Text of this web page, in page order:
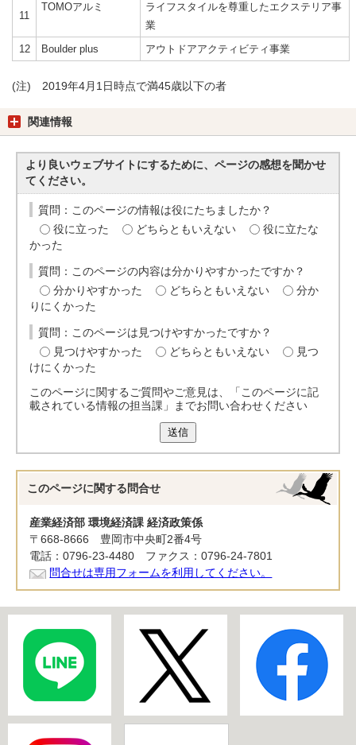
11
TOMOアルミ
ライフスタイルを尊重したエクステリア事
業
12
Boulder plus アウトドアアクティビティ事業
(注) 2019年4月1日時点で満45歳以下の者
関連情報
より良いウェブサイトにするために、ページの感想を聞かせ
てください。
質問：このページの情報は役にたちましたか？
役に立った
どちらともいえない
役に立たな
かった
質問：このページの内容は分かりやすかったですか？
分かりやすかった
どちらともいえない
分か
りにくかった
質問：このページは見つけやすかったですか？
見つけやすかった
どちらともいえない
見つ
けにくかった
このページに関するご質問やご意見は、「このページに記
載されている情報の担当課」までお問い合わせください
送信
このページに関する 問合せ
産業経済部 環境経済課 経済政策係
〒668-8666 豊岡市中央町2番4号
電話：0796-23-4480 ファクス：0796-24-7801
問合せは専用フォームを利用してください。